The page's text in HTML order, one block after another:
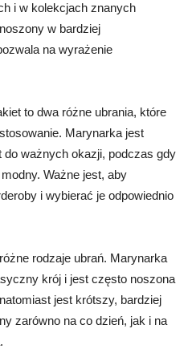
i w kolekcjach znanych
w bardziej
na wyrażenie
to dwa różne ubrania, które
Marynarka jest
do ważnych okazji, podczas gdy
Ważne jest, aby
i wybierać je odpowiednio
rodzaje ubrań. Marynarka
krój i jest często noszona
jest krótszy, bardziej
zarówno na co dzień, jak i na